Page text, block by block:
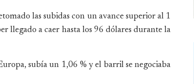
las subidas con un avance superior al 1
llegado a caer hasta los 96 dólares durante la
subía un 1,06 % y el barril se negociaba